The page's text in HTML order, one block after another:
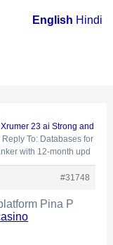
23 ai Strong and
Reply To: Databases for
with 12-month upd
#31748
Pina P
English Hindi